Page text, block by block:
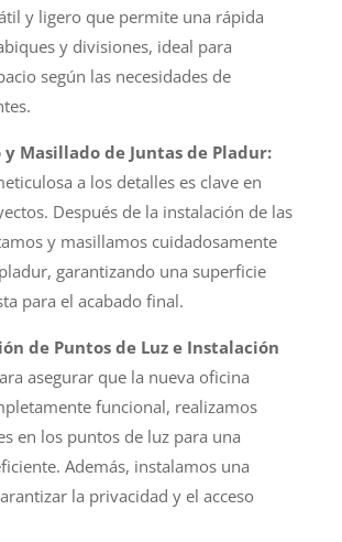
y ligero que permite una rápida
y divisiones, ideal para
según las necesidades de
y Masillado de Juntas de Pladur:
a los detalles es clave en
Después de la instalación de las
y masillamos cuidadosamente
garantizando una superficie
para el acabado final.
de Puntos de Luz e Instalación
asegurar que la nueva oficina
funcional, realizamos
en los puntos de luz para una
Además, instalamos una
la privacidad y el acceso